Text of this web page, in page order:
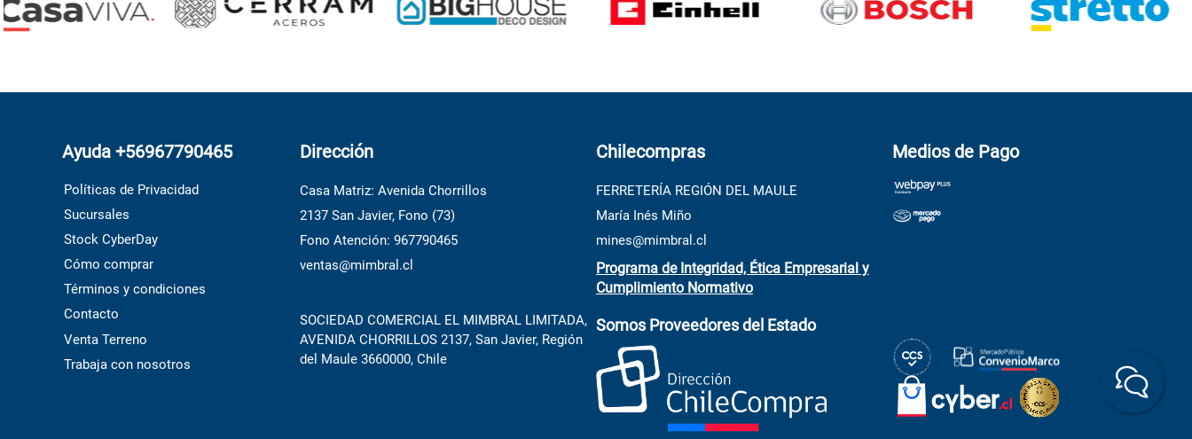
Ayuda +56967790465
Políticas de Privacidad
Sucursales
Stock CyberDay
Cómo comprar
Términos y condiciones
Contacto
Venta Terreno
Trabaja con nosotros
Dirección
Casa Matriz: Avenida Chorrillos
2137 San Javier, Fono (73)
Fono Atención: 967790465
ventas@mimbral.cl
SOCIEDAD COMERCIAL EL MIMBRAL LIMITADA,
AVENIDA CHORRILLOS 2137, San Javier, Región
del Maule 3660000, Chile
Chilecompras
FERRETERÍA REGIÓN DEL MAULE
María Inés Miño
mines@mimbral.cl
Programa de Integridad, Ética Empresarial y
Cumplimiento Normativo
Somos Proveedores del Estado
Medios de Pago